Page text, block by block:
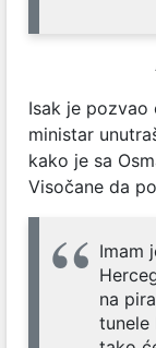
Isak je pozvao
ministar
kako je sa
Visočane da
Imam
na
tunele